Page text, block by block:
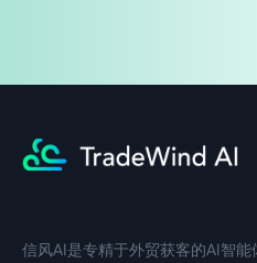
信风AI是专精于外贸获客的AI智